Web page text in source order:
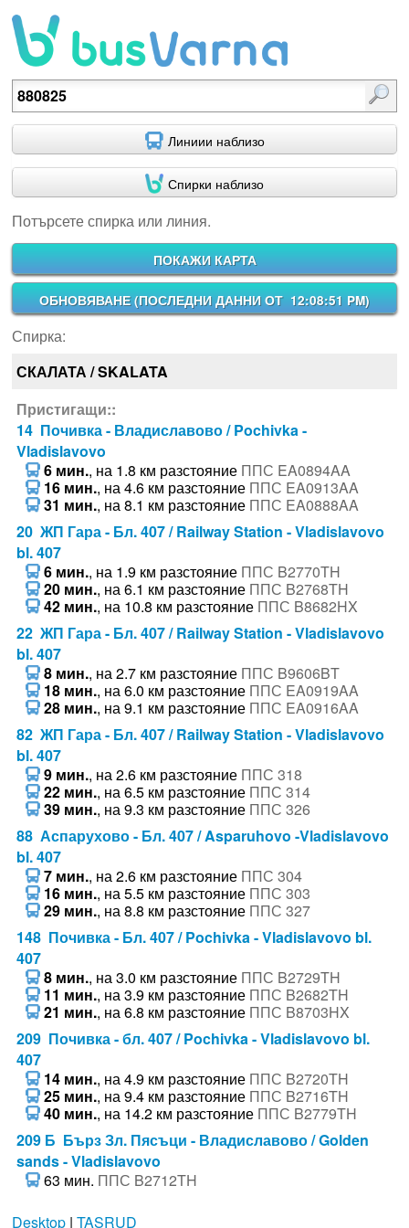
Потърсете спирка или линия.
Линиии наблизо
Спирки наблизо
Потърсете спирка или линия.
ПОКАЖИ КАРТА
ОБНОВЯВАНЕ (ПОСЛЕДНИ ДАННИ ОТ 12:08:51 PM)
Спирка:
СКАЛАТА / SKALATA
Пристигащи::
14 Почивка - Владиславово / Pochivka -
Vladislavovo
6 мин., на 1.8 км разстояние ППС EA0894AA
16 мин., на 4.6 км разстояние ППС EA0913AA
31 мин., на 8.1 км разстояние ППС EA0888AA
20 ЖП Гара - Бл. 407 / Railway Station - Vladislavovo
bl. 407
6 мин., на 1.9 км разстояние ППС B2770TH
20 мин., на 6.1 км разстояние ППС B2768TH
42 мин., на 10.8 км разстояние ППС B8682HX
22 ЖП Гара - Бл. 407 / Railway Station - Vladislavovo
bl. 407
8 мин., на 2.7 км разстояние ППС B9606BT
18 мин., на 6.0 км разстояние ППС EA0919AA
28 мин., на 9.1 км разстояние ППС EA0916AA
82 ЖП Гара - Бл. 407 / Railway Station - Vladislavovo
bl. 407
9 мин., на 2.6 км разстояние ППС 318
22 мин., на 6.5 км разстояние ППС 314
39 мин., на 9.3 км разстояние ППС 326
88 Аспарухово - Бл. 407 / Asparuhovo -Vladislavovo
bl. 407
7 мин., на 2.6 км разстояние ППС 304
16 мин., на 5.5 км разстояние ППС 303
29 мин., на 8.8 км разстояние ППС 327
148 Почивка - Бл. 407 / Pochivka - Vladislavovo bl.
407
8 мин., на 3.0 км разстояние ППС B2729TH
11 мин., на 3.9 км разстояние ППС B2682TH
21 мин., на 6.8 км разстояние ППС B8703HX
209 Почивка - бл. 407 / Pochivka - Vladislavovo bl.
407
14 мин., на 4.9 км разстояние ППС B2720TH
25 мин., на 9.4 км разстояние ППС B2716TH
40 мин., на 14.2 км разстояние ППС B2779TH
209 Б Бърз Зл. Пясъци - Владиславово / Golden
sands - Vladislavovo
63 мин. ППС B2712TH
Desktop| TASRUD